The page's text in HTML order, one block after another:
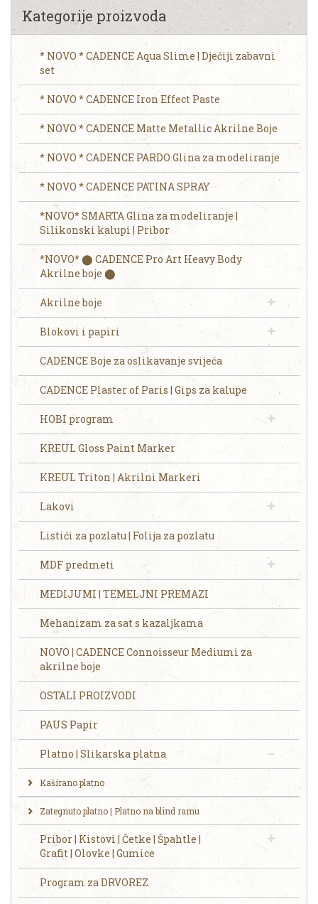
Kategorije proizvoda
* NOVO * CADENCE Aqua Slime | Dječiji zabavni
set
* NOVO * CADENCE Iron Effect Paste
* NOVO * CADENCE Matte Metallic Akrilne Boje
* NOVO * CADENCE PARDO Glina za modeliranje
* NOVO * CADENCE PATINA SPRAY
*NOVO* SMARTA Glina za modeliranje |
Silikonski kalupi | Pribor
*NOVO* ⬤ CADENCE Pro Art Heavy Body
Akrilne boje ⬤
Akrilne boje
Blokovi i papiri
CADENCE Boje za oslikavanje svijeća
CADENCE Plaster of Paris | Gips za kalupe
HOBI program
KREUL Gloss Paint Marker
KREUL Triton | Akrilni Markeri
Lakovi
Listići za pozlatu | Folija za pozlatu
MDF predmeti
MEDIJUMI | TEMELJNI PREMAZI
Mehanizam za sat s kazaljkama
NOVO | CADENCE Connoisseur Mediumi za
akrilne boje
OSTALI PROIZVODI
PAUS Papir
Platno | Slikarska platna
Kaširano platno
Zategnuto platno | Platno na blind ramu
Pribor | Kistovi | Četke | Špahtle |
Grafit | Olovke | Gumice
Program za DRVOREZ